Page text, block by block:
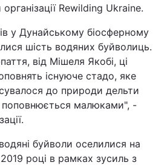
Rewilding Ukraine.
у Дунайському біосферному
шість водяних буйволиць.
від Мішеля Якобі, ці
існуюче стадо, яке
до природи дельти
малюками", -
буйволи оселилися на
році в рамках зусиль з